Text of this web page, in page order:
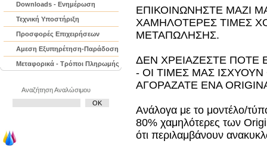
Downloads - Ενημέρωση
Τεχνική Υποστήριξη
Προσφορές Επιχειρήσεων
Αμεση Εξυπηρέτηση-Παράδοση
Μεταφορικά - Τρόποι Πληρωμής
Αναζήτηση Αναλώσιμου
ΕΠΙΚΟΙΝΩΝΗΣΤΕ ΜΑΖΙ
ΧΑΜΗΛΟΤΕΡΕΣ ΤΙΜΕΣ
ΜΕΤΑΠΩΛΗΣΗΣ.
ΔΕΝ ΧΡΕΙΑΖΕΣΤΕ ΠΟΤΕ
- ΟΙ ΤΙΜΕΣ ΜΑΣ
ΑΓΟΡΑΖΑΤΕ ΕΝΑ
Ανάλογα με το μοντέλο/
80% χαμηλότερες των
ότι περιλαμβάνουν